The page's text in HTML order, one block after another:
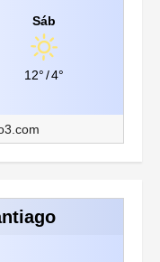
Sáb
12° /4°